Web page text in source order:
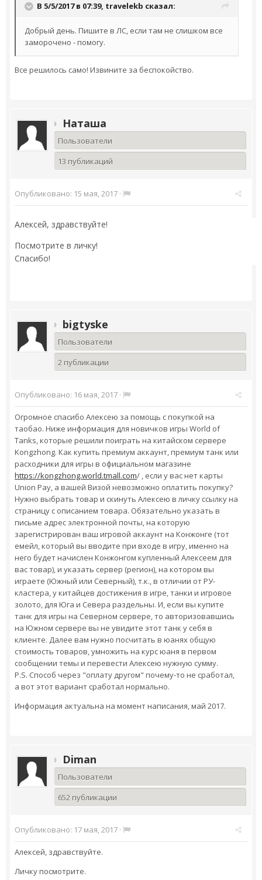
В 5/5/2017 в 07:39, travelekb сказал:
Добрый день. Пишите в ЛС, если там не слишком все
заморочено - помогу.
Все решилось само! Извините за беспокойство.
Наташа
Пользователи
13 публикаций
Опубликовано: 15 мая, 2017 ·
Алексей, здравствуйте!
Посмотрите в личку!
Спасибо!
bigtyske
Пользователи
2 публикации
Опубликовано: 16 мая, 2017 ·
Огромное спасибо Алексею за помощь с покупкой на
таобао. Ниже информация для новичков игры World of
Tanks, которые решили поиграть на китайском сервере
Kongzhong. Как купить премиум аккаунт, премиум танк или
расходники для игры в официальном магазине
https://kongzhong.world.tmall.com/ , если у вас нет карты
Union Pay, а вашей Визой невозможно оплатить покупку?
Нужно выбрать товар и скинуть Алексею в личку ссылку на
страницу с описанием товара. Обязательно указать в
письме адрес электронной почты, на которую
зарегистрирован ваш игровой аккаунт на Конжонге (тот
емейл, который вы вводите при входе в игру, именно на
него будет начислен Конжонгом купленный Алексеем для
вас товар), и указать сервер (регион), на котором вы
играете (Южный или Северный), т.к., в отличии от РУ-
кластера, у китайцев достижения в игре, танки и игровое
золото, для Юга и Севера раздельны. И, если вы купите
танк для игры на Северном сервере, то авторизовавшись
на Южном сервере вы не увидите этот танк у себя в
клиенте. Далее вам нужно посчитать в юанях общую
стоимость товаров, умножить на курс юаня в первом
сообщении темы и перевести Алексею нужную сумму.
P.S. Способ через "оплату другом" почему-то не сработал,
а вот этот вариант сработал нормально.
Информация актуальна на момент написания, май 2017.
Diman
Пользователи
652 публикации
Опубликовано: 17 мая, 2017 ·
Алексей, здравствуйте.
Личку посмотрите.